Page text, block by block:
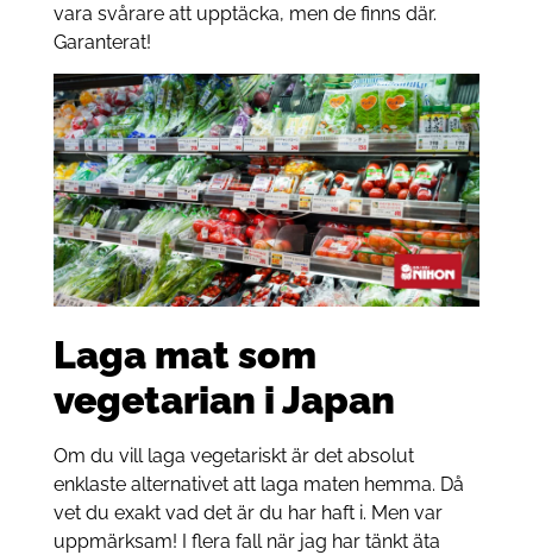
vara svårare att upptäcka, men de finns där.
Garanterat!
Laga mat som
vegetarian i Japan
Om du vill laga vegetariskt är det absolut
enklaste alternativet att laga maten hemma. Då
vet du exakt vad det är du har haft i. Men var
uppmärksam! I flera fall när jag har tänkt äta